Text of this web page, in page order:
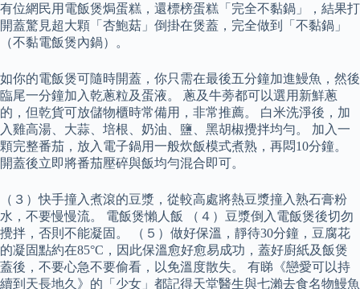
有位網民用電飯煲焗蛋糕，還標榜蛋糕「完全不黏鍋」，結果打
開蓋驚見超大顆「杏鮑菇」倒掛在煲蓋，完全做到「不黏鍋」
（不黏電飯煲內鍋）。
如你的電飯煲可隨時開蓋，你只需在最後五分鐘加進鰻魚，然後
臨尾一分鐘加入乾蔥粒及蛋液。 蔥及牛蒡都可以選用新鮮蔥
的，但乾貨可放儲物櫃時常備用，非常推薦。 白米洗淨後，加
入雞高湯、大蒜、培根、奶油、鹽、黑胡椒攪拌均勻。 加入一
顆完整番茄，放入電子鍋用一般炊飯模式煮熟，再悶10分鐘。
開蓋後立即將番茄壓碎與飯均勻混合即可。
（３）快手撞入煮滾的豆漿，從較高處將熱豆漿撞入熟石膏粉
水，不要慢慢流。 電飯煲懶人飯 （４）豆漿倒入電飯煲後切勿
攪拌，否則不能凝固。 （５）做好保溫，靜待30分鐘，豆腐花
的凝固點約在85°C，因此保溫愈好愈易成功，蓋好廚紙及飯煲
蓋後，不要心急不要偷看，以免溫度散失。 有睇《戀愛可以持
續到天長地久》的「少女」都記得天堂醫生與七瀨去食名物鰻魚